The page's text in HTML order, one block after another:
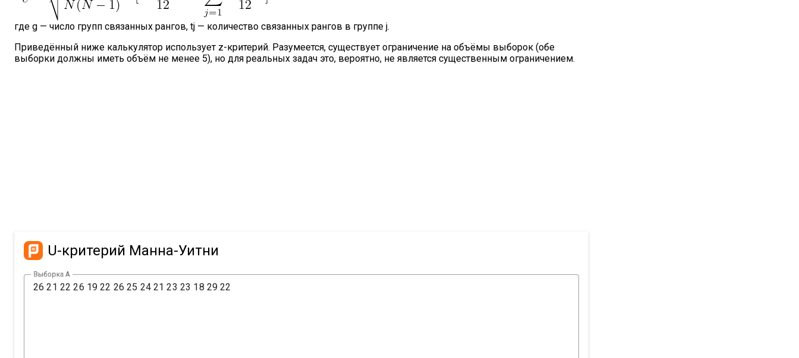
где g — число групп связанных рангов, tj — количество связанных рангов в группе j.
Приведённый ниже калькулятор использует z-критерий. Разумеется, существует ограничение на объёмы выборок (обе
выборки должны иметь объём не менее 5), но для реальных задач это, вероятно, не является существенным ограничением.
U-критерий Манна-Уитни
Выборка А